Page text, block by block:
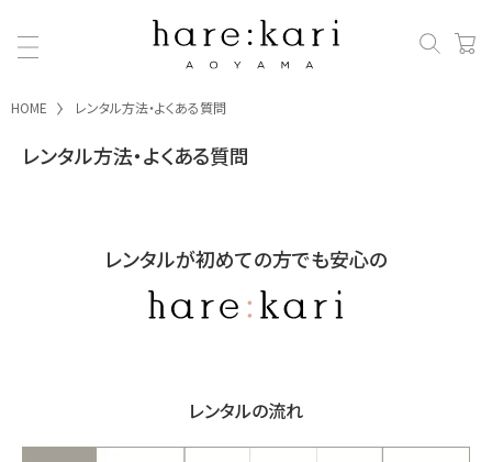
HOME レンタル方法・よくある質問
レンタル方法・よくある質問
レンタルが初めての方でも安心の
レンタルの流れ